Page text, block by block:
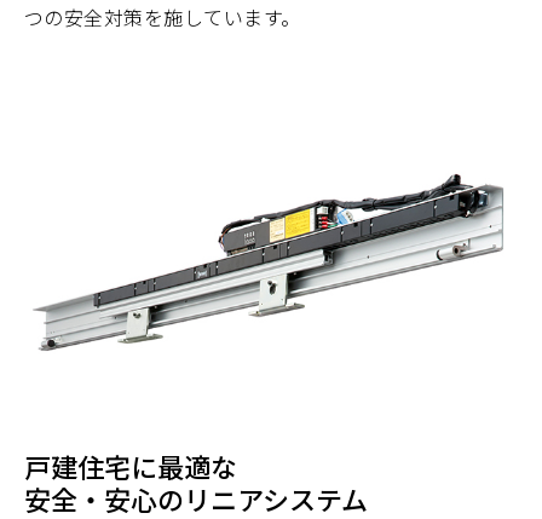
つの安全対策を施しています。
戸建住宅に最適な
安全・安心のリニアシステム